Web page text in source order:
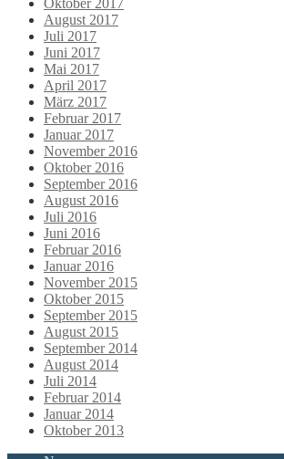
August 2017
Juli 2017
Juni 2017
Mai 2017
April 2017
März 2017
Februar 2017
Januar 2017
November 2016
Oktober 2016
September 2016
August 2016
Juli 2016
Juni 2016
Februar 2016
Januar 2016
November 2015
Oktober 2015
September 2015
August 2015
September 2014
August 2014
Juli 2014
Februar 2014
Januar 2014
Oktober 2013